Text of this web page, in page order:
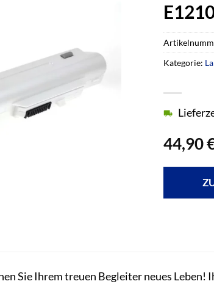
44,90
Kategorie:
Sie Ihrem treuen Begleiter neues